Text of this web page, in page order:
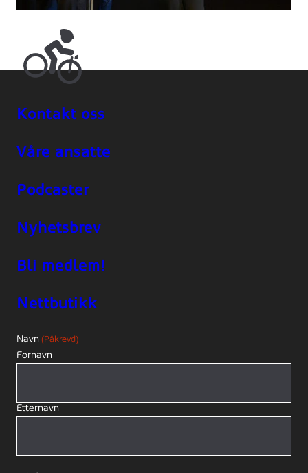
Kontakt oss
Våre ansatte
Podcaster
Nyhetsbrev
Bli medlem!
Nettbutikk
Navn (Påkrevd)
Fornavn
Etternavn